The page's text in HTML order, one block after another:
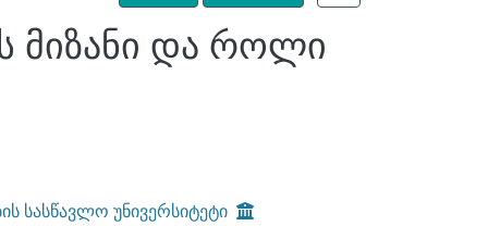
მიზანი და როლი
სასწავლო უნივერსიტეტი